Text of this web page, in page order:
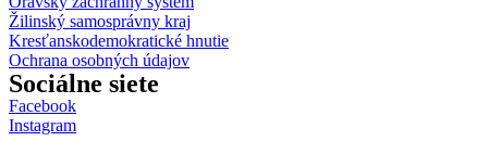
Žilinský samosprávny kraj
Kresťanskodemokratické hnutie
Ochrana osobných údajov
Sociálne siete
Facebook
Instagram